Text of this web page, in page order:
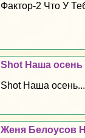
Фактор-2 Что У
Shot Наша осень
Shot Наша осень...
Женя Белоусов